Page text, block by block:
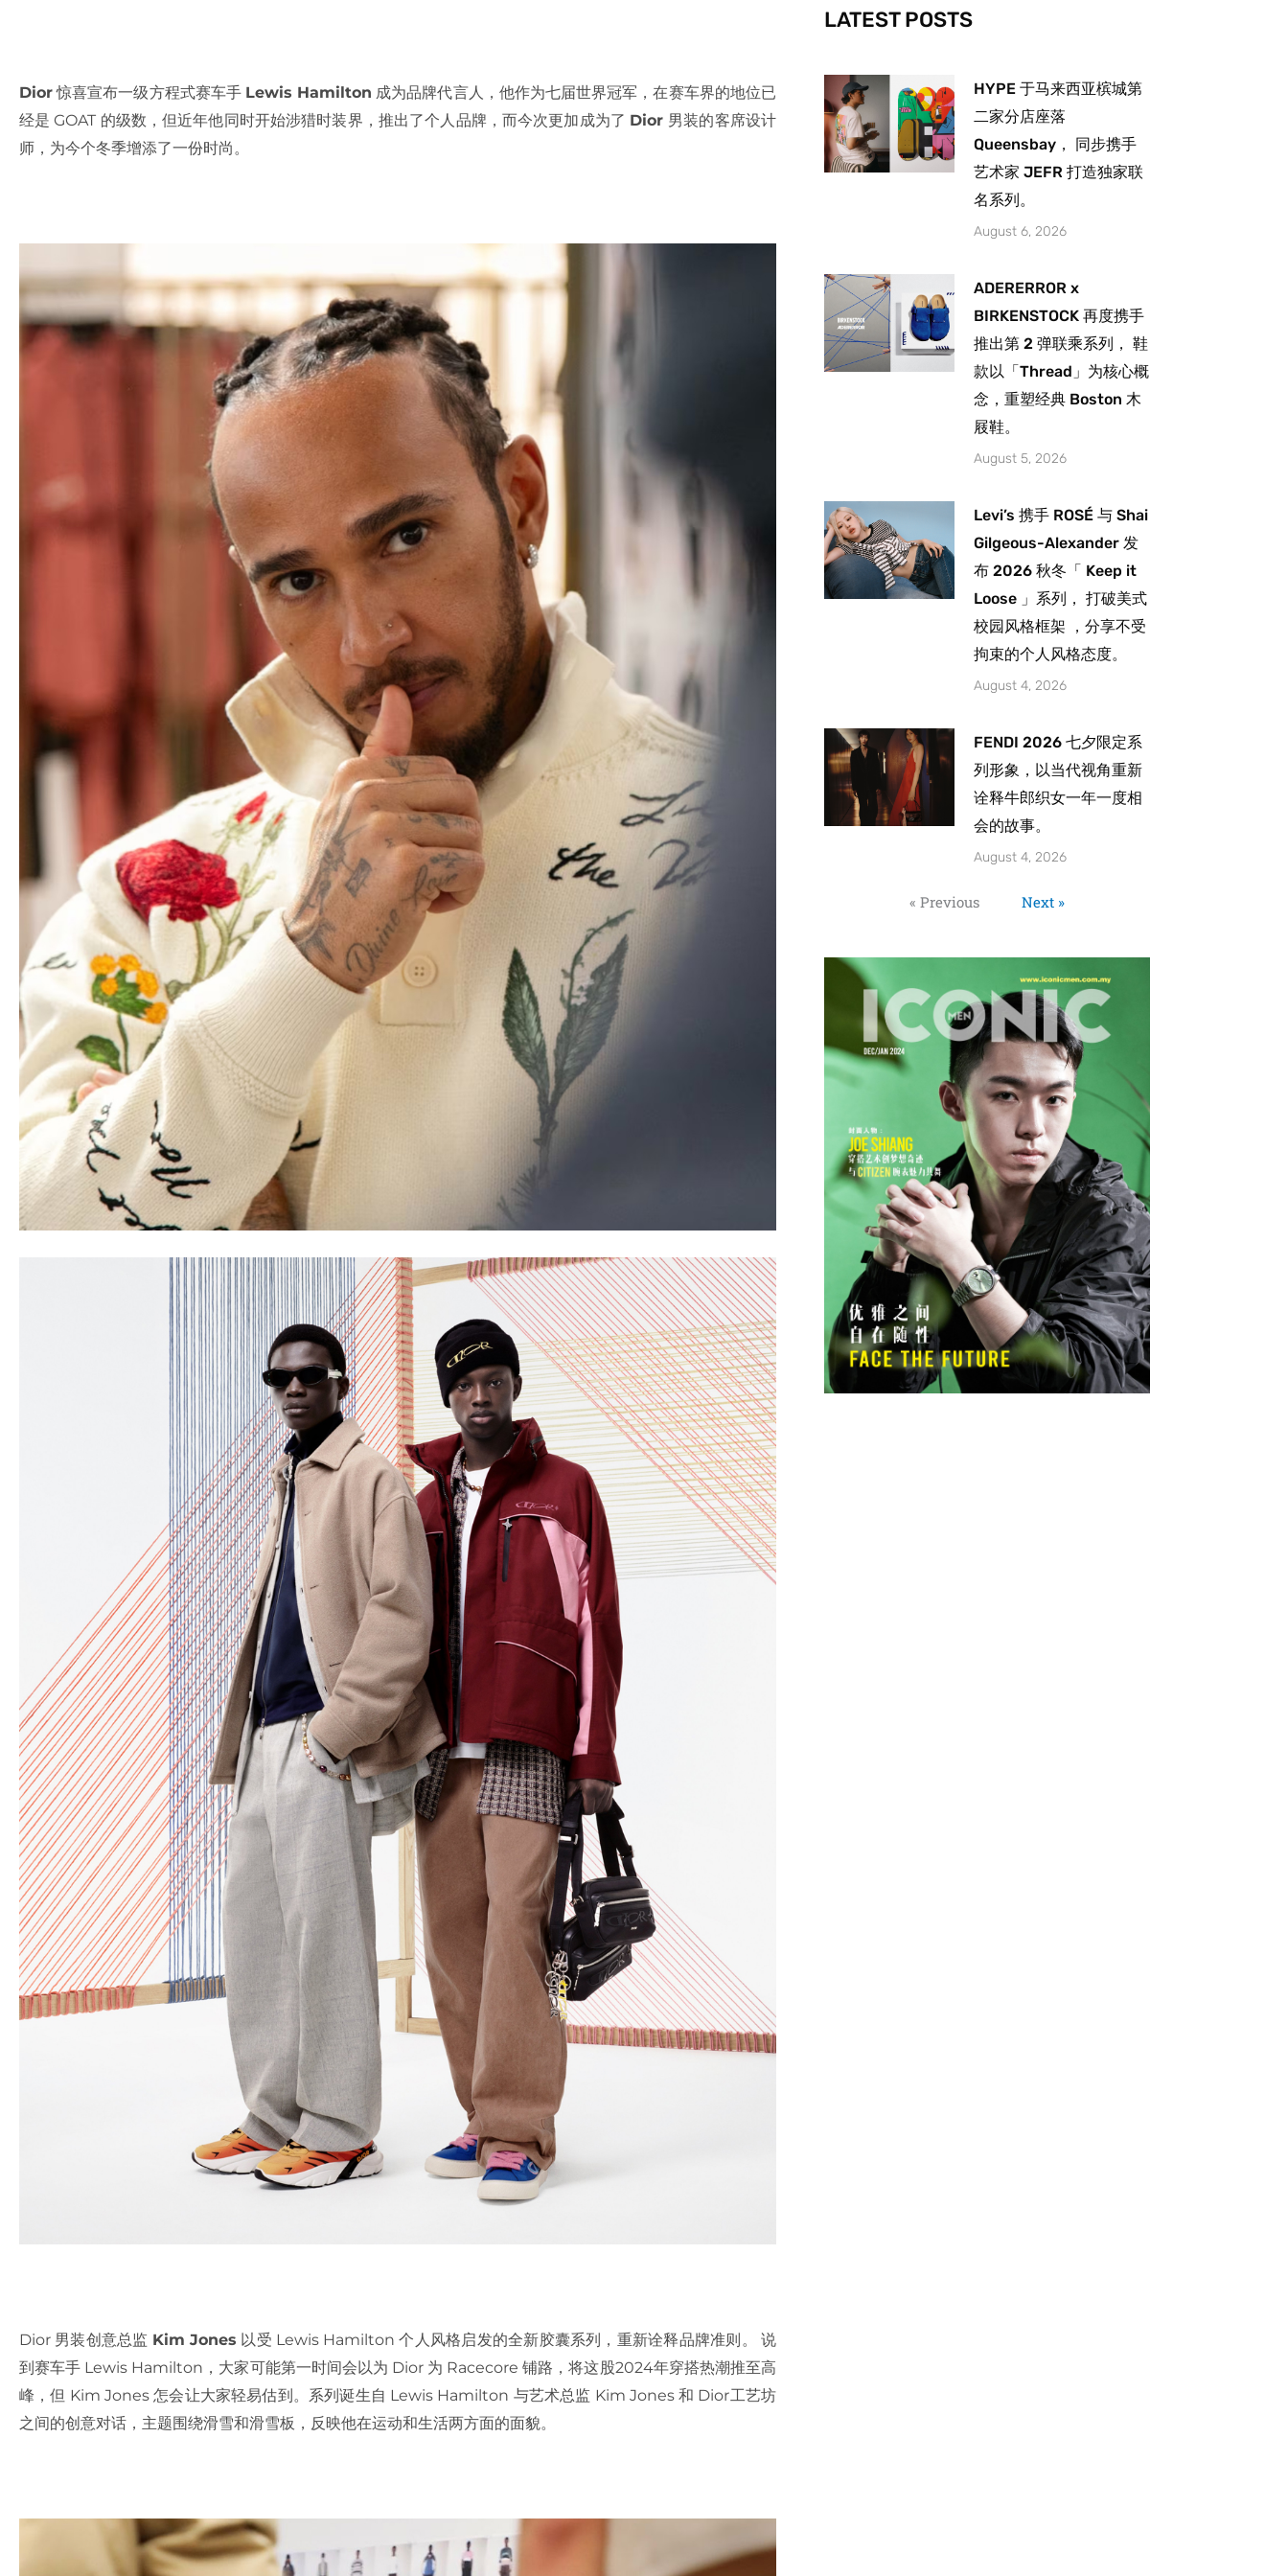
Dior惊喜宣布一级方程式赛车手 Lewis Hamilton 成为品牌代言人，他作为七届世界冠军，在赛车界的地位已
经是 GOAT 的级数，但近年他同时开始涉猎时装界，推出了个人品牌，而今次更加成为了 Dior 男装的客席设计
师，为今个冬季增添了一份时尚。
Dior 男装创意总监 Kim Jones 以受 Lewis Hamilton 个人风格启发的全新胶囊系列，重新诠释品牌准则。 说
到赛车手 Lewis Hamilton，大家可能第一时间会以为 Dior 为 Racecore 铺路，将这股2024年穿搭热潮推至高
峰，但 Kim Jones 怎会让大家轻易估到。系列诞生自 Lewis Hamilton 与艺术总监 Kim Jones 和 Dior工艺坊
之间的创意对话，主题围绕滑雪和滑雪板，反映他在运动和生活两方面的面貌。
-
f
m
LATEST POSTS
HYPE 于马来西亚槟城第
二家分店座落
Queensbay， 同步携手
艺术家 JEFR 打造独家联
名系列。
August 6, 2026
ADERERROR x
BIRKENSTOCK 再度携手
推出第 2 弹联乘系列， 鞋
款以「Thread」为核心概
念，重塑经典 Boston 木
屐鞋。
August 5, 2026
Levi’s 携手 ROSÉ 与 Shai
Gilgeous-Alexander 发
布 2026 秋冬「 Keep it
Loose 」系列， 打破美式
校园风格框架 ，分享不受
拘束的个人风格态度。
August 4, 2026
FENDI 2026 七夕限定系
列形象，以当代视角重新
诠释牛郎织女一年一度相
会的故事。
August 4, 2026
« Previous Next »